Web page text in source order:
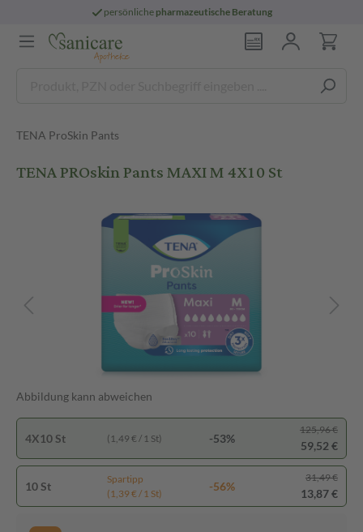
persönliche pharmazeutische Beratung
TENA ProSkin Pants
TENA PROskin Pants MAXI M 4X10 St
Abbildung kann abweichen
4X10 St (1,49 € / 1 St) -53%
125,96 €
59,52 €
10 St
Spartipp
(1,39 € / 1 St)
-56%
31,49 €
13,87 €